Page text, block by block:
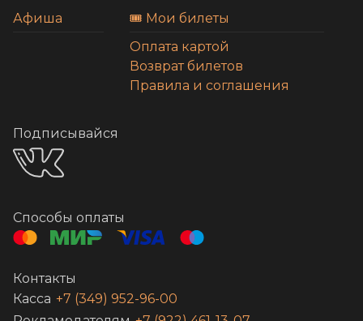
Афиша
🎟️ Мои билеты
Оплата картой
Возврат билетов
Правила и соглашения
Подписывайся
Способы оплаты
Контакты
Касса +7 (349) 952-96-00